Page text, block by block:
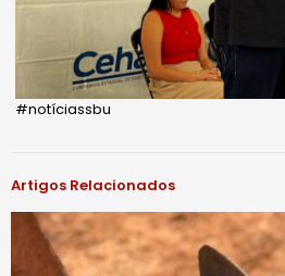
#notíciassbu
Artigos Relacionados